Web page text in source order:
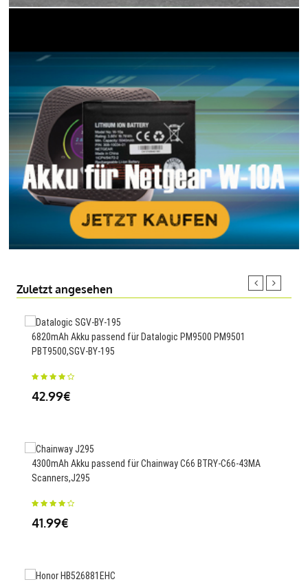
Zuletzt angesehen
6820mAh Akku passend für Datalogic PM9500 PM9501
PBT9500,SGV-BY-195
42.99€
4300mAh Akku passend für Chainway C66 BTRY-C66-43MA
Scanners,J295
41.99€